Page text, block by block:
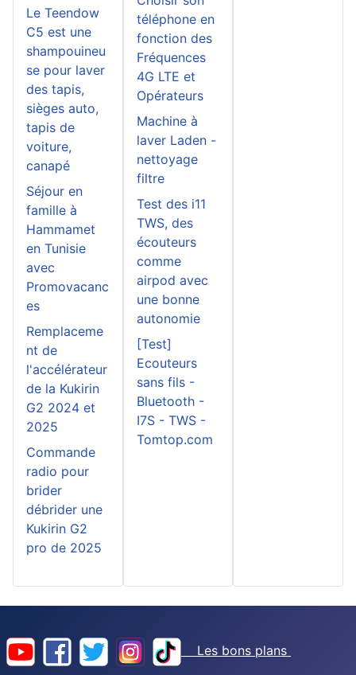
Le Teendow
C5 est une
shampouineu
se pour laver
des tapis,
sièges auto,
tapis de
voiture,
canapé
Séjour en
famille à
Hammamet
en Tunisie
avec
Promovacanc
es
Remplaceme
nt de
l'accélérateur
de la Kukirin
G2 2024 et
2025
Commande
radio pour
brider
débrider une
Kukirin G2
pro de 2025
téléphone en
fonction des
Fréquences
4G LTE et
Opérateurs
Machine à
laver Laden -
nettoyage
filtre
Test des i11
TWS, des
écouteurs
comme
airpod avec
une bonne
autonomie
[Test]
Ecouteurs
sans fils -
Bluetooth -
I7S - TWS -
Tomtop.com
Les bons plans